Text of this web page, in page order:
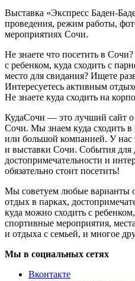
Выставка «Экспресс Баден-
проведения, режим работы,
мероприятиях Сочи.
Не знаете что посетить в
с ребенком, куда сходить с
место для свидания? Ищете
Интересуетесь активным
Не знаете куда сходить на
КудаСочи — это лучший сайт
Сочи. Мы знаем куда сходить
или большой компанией. У нас
и выставки Сочи. События для
достопримечательности и
обязательно стоит посетить!
Мы советуем любые варианты
отдых в парках,
куда можно сходить с
спортивные мероприятия,
и отдыха с семьей, и многое
Мы в социальных сетях
Вконтакте